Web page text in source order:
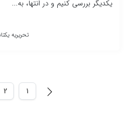
یکدیگر بررسی کنیم و در انتها، به...
تحریریه

1
2